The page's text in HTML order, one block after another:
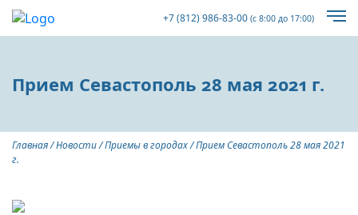
+7 (812) 986-83-00 (с 8:00 до 17:00)
Прием Севастополь 28 мая 2021 г.
Главная/Новости/Приемы в городах/Прием Севастополь 28 мая 2021
г.